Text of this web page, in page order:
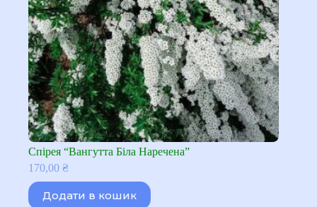
Спірея “Вангутта Біла Наречена”
170,00 ₴
Додати в кошик